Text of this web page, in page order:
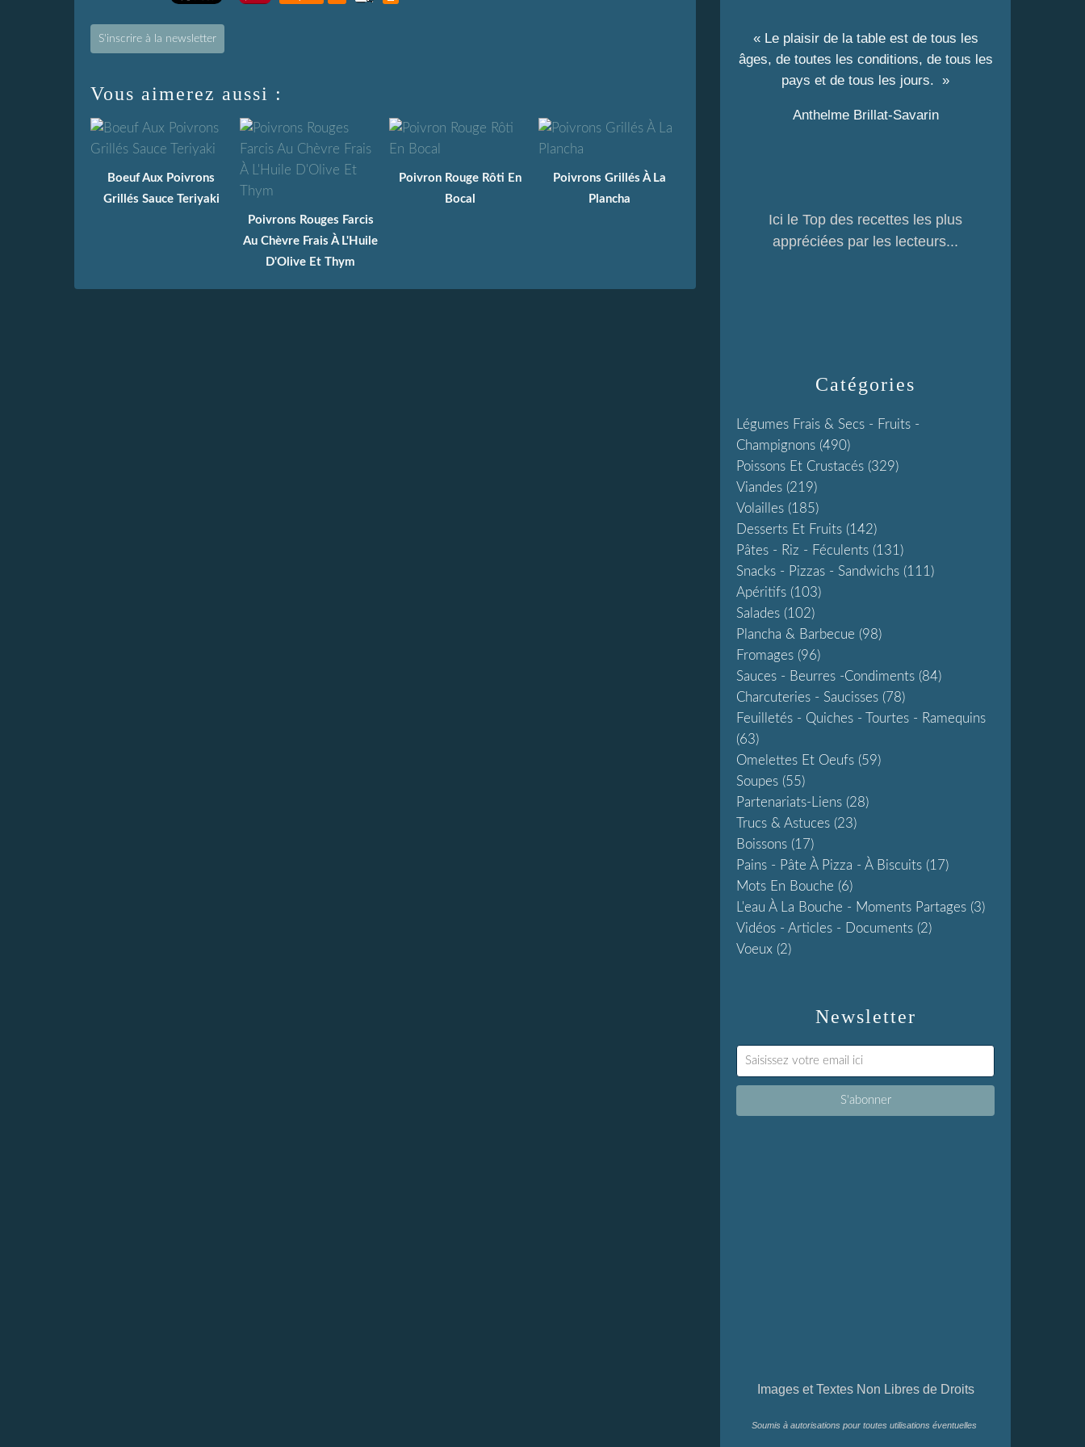
S'inscrire à la newsletter
Vous aimerez aussi :
Boeuf Aux Poivrons
Grillés Sauce Teriyaki
Poivrons Rouges Farcis
Au Chèvre Frais À L'Huile
D'Olive Et Thym
Poivron Rouge Rôti En
Bocal
Poivrons Grillés À La
Plancha
Newsletter
Catégories
Légumes Frais & Secs - Fruits -
Champignons (490)
Poissons Et Crustacés (329)
Viandes (219)
Volailles (185)
Desserts Et Fruits (142)
Pâtes - Riz - Féculents (131)
Snacks - Pizzas - Sandwichs (111)
Apéritifs (103)
Salades (102)
Plancha & Barbecue (98)
Fromages (96)
Sauces - Beurres -condiments (84)
Charcuteries - Saucisses (78)
Feuilletés - Quiches - Tourtes - Ramequins
(63)
Omelettes Et Oeufs (59)
Soupes (55)
Partenariats-Liens (28)
Trucs & Astuces (23)
Boissons (17)
Pains - Pâte À Pizza - À Biscuits (17)
Mots En Bouche (6)
L'eau À La Bouche - Moments Partages (3)
Vidéos - Articles - Documents (2)
Voeux (2)
« Le plaisir de la table est de tous les
âges, de toutes les conditions, de tous les
pays et de tous les jours. »
Anthelme Brillat-Savarin
Ici le Top des recettes les plus
appréciées par les lecteurs...
Images et Textes Non Libres de Droits
Soumis à autorisations pour toutes utilisations éventuelles